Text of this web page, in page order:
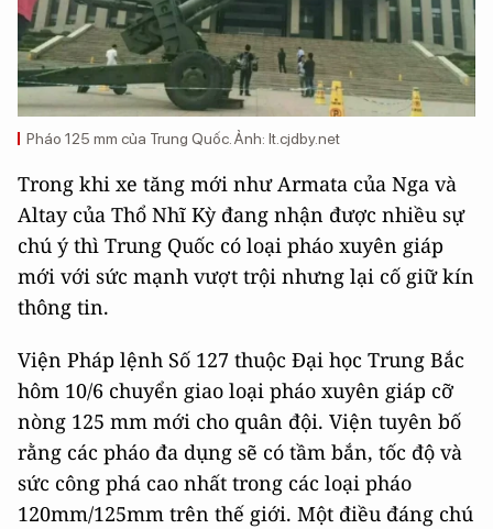
Pháo 125 mm của Trung Quốc. Ảnh: lt.cjdby.net
Trong khi xe tăng mới như Armata của Nga và
Altay của Thổ Nhĩ Kỳ đang nhận được nhiều sự
chú ý thì Trung Quốc có loại pháo xuyên giáp
mới với sức mạnh vượt trội nhưng lại cố giữ kín
thông tin.
Viện Pháp lệnh Số 127 thuộc Đại học Trung Bắc
hôm 10/6 chuyển giao loại pháo xuyên giáp cỡ
nòng 125 mm mới cho quân đội. Viện tuyên bố
rằng các pháo đa dụng sẽ có tầm bắn, tốc độ và
sức công phá cao nhất trong các loại pháo
120mm/125mm trên thế giới. Một điều đáng chú